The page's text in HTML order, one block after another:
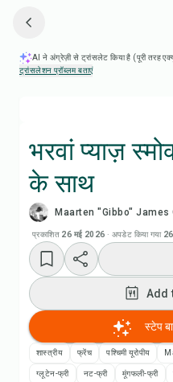
AI ने अंग्रेज़ी से ट्रांसलेट किया है (पूरी तरह
ट्रांसलेशन प्रॉब्लम बताएं
भरवां प्याज़
के साथ
Maarten "Gibbo"
प्रकाशित 26 मई 2026 · अपडेट किया गया
रेसिपी
Add
Add
Add
स्टेप
शास्त्रीय फ्रेंच पश्चिमी यूरोपीय
ग्लूटेन-फ्री नट-फ्री मूंगफली-फ्री